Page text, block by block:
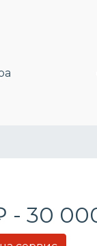
- 30